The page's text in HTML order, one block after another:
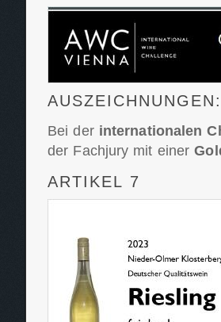
Bei der internationalen
der Fachjury mit einer
ARTIKEL 7